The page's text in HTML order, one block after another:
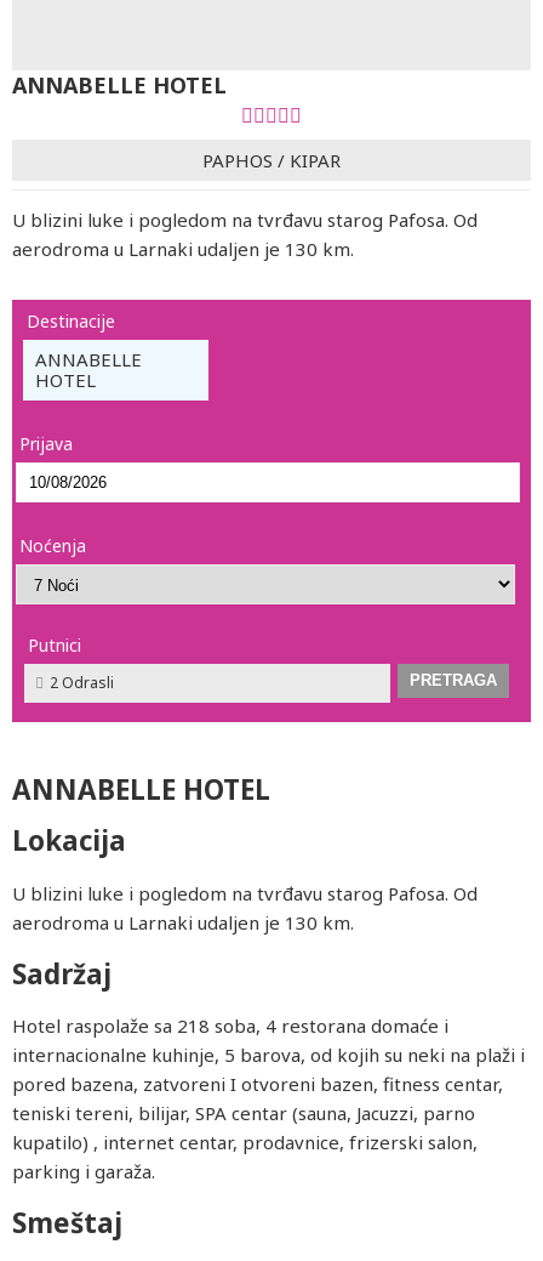
ANNABELLE HOTEL
PAPHOS / KIPAR
U blizini luke i pogledom na tvrđavu starog Pafosa. Od
aerodroma u Larnaki udaljen je 130 km.
Destinacije
ANNABELLE
HOTEL
Prijava
Noćenja
Putnici
2 Odrasli
ANNABELLE HOTEL
Lokacija
U blizini luke i pogledom na tvrđavu starog Pafosa. Od
aerodroma u Larnaki udaljen je 130 km.
Sadržaj
Hotel raspolaže sa 218 soba, 4 restorana domaće i
internacionalne kuhinje, 5 barova, od kojih su neki na plaži i
pored bazena, zatvoreni I otvoreni bazen, fitness centar,
teniski tereni, bilijar, SPA centar (sauna, Jacuzzi, parno
kupatilo) , internet centar, prodavnice, frizerski salon,
parking i garaža.
Smeštaj